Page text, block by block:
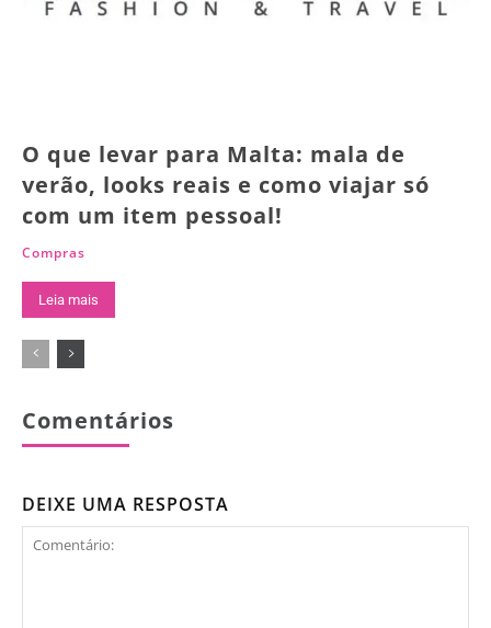
O que levar para Malta: mala de
verão, looks reais e como viajar só
com um item pessoal!
Compras
Leia mais
Comentários
DEIXE UMA RESPOSTA